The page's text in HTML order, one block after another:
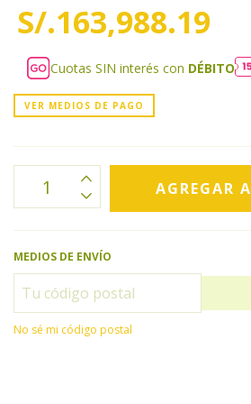
S/.163,988.19
Cuotas SIN interés con DÉBITO
VER MEDIOS DE PAGO
MEDIOS DE ENVÍO
No sé mi código postal